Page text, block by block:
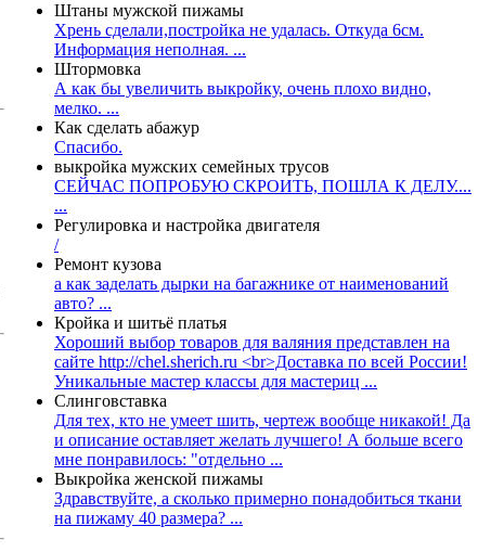
Штаны мужской пижамы
Хрень сделали,постройка не удалась. Откуда 6см.
Информация неполная. ...
Штормовка
А как бы увеличить выкройку, очень плохо видно,
мелко. ...
Как сделать абажур
Спасибо.
выкройка мужских семейных трусов
СЕЙЧАС ПОПРОБУЮ СКРОИТЬ, ПОШЛА К ДЕЛУ....
...
Регулировка и настройка двигателя
/
Ремонт кузова
а как заделать дырки на багажнике от наименований
авто? ...
Кройка и шитьё платья
Хороший выбор товаров для валяния представлен на
сайте http://chel.sherich.ru <br>Доставка по всей России!
Уникальные мастер классы для мастериц ...
Слинговставка
Для тех, кто не умеет шить, чертеж вообще никакой! Да
и описание оставляет желать лучшего! А больше всего
мне понравилось: "отдельно ...
Выкройка женской пижамы
Здравствуйте, а сколько примерно понадобиться ткани
на пижаму 40 размера? ...